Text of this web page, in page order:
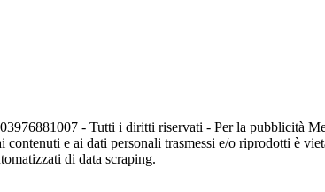
- Tutti i diritti riservati - Per la pubblicità
contenuti e ai dati personali trasmessi e/o riprodotti è
di data scraping.